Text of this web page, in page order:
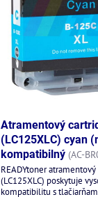
Atramentový
(LC125XLC) cyan
kompatibilný (AC-
READYtoner
(LC125XLC) poskytuje
kompatibilitu s